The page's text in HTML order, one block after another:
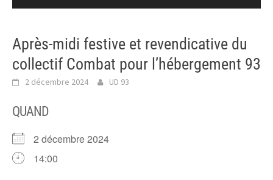
Après-midi festive et revendicative du
collectif Combat pour l’hébergement 93
2 décembre 2024 UD 93
QUAND
2 décembre 2024
14:00